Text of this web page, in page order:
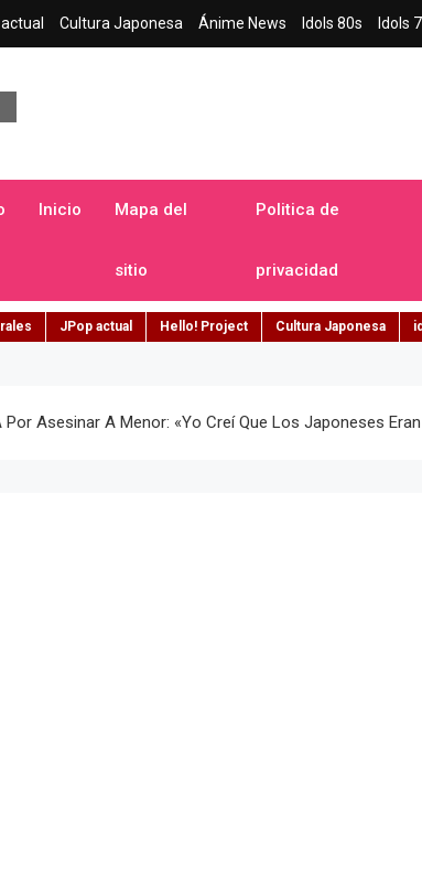
Cultura Japonesa Ánime News Idols 80s Idols
Inicio Mapa del
sitio
Politica de
privacidad
JPop actual Hello! Project Cultura Japonesa
Asesinar A Menor: «yo Creí Que Los Japoneses